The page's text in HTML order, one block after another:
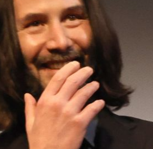
Promiflash Exklusiv
Alle Themen auf Promiflash
Jobs
App runterladen
Team
Redaktionelle Richtlinien